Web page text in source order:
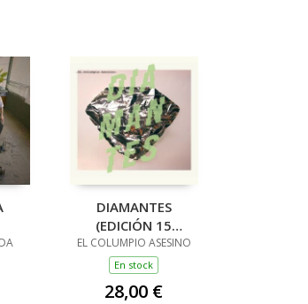
DIAMANTES
(EDICIÓN 15
ANIVERSARIO)
EL COLUMPIO ASESINO
En stock
28,00 €